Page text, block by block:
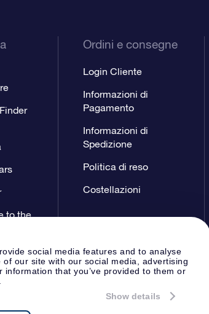
social media features and to analyse
our site with our social media, advertising
that you’ve provided to them or
Show details
to the
Ordini e consegne
Login Cliente
Informazioni di
Pagamento
Informazioni di
Spedizione
Politica di reso
Costellazioni
Pagina StampaPrivacyTermini &